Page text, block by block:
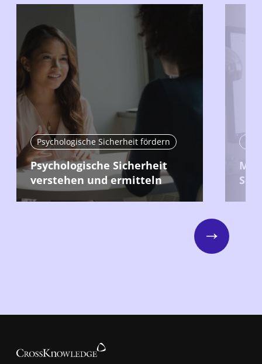
Psychologische Sicherheit fördern
Psychologische Sicherheit
verstehen und ermitteln
Next